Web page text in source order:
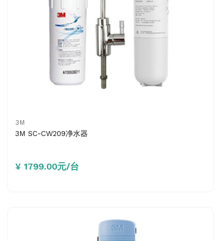
3M
3M SC-CW209净水器
¥ 1799.00元/台